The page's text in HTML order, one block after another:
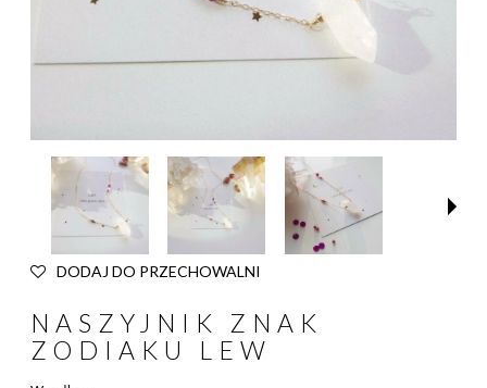
DODAJ DO PRZECHOWALNI
NASZYJNIK ZNAK
ZODIAKU LEW